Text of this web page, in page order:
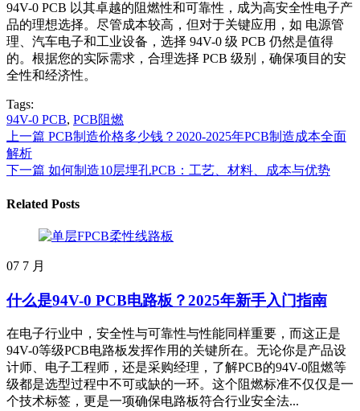
94V-0 PCB 以其卓越的阻燃性和可靠性，成为高安全性电子产
品的理想选择。尽管成本较高，但对于关键应用，如 电源管
理、汽车电子和工业设备，选择 94V-0 级 PCB 仍然是值得
的。根据您的实际需求，合理选择 PCB 级别，确保项目的安
全性和经济性。
Tags:
94V-0 PCB, PCB阻燃
上一篇 PCB制造价格多少钱？2020-2025年PCB制造成本全面
解析
下一篇 如何制造10层埋孔PCB：工艺、材料、成本与优势
Related Posts
07 7 月
什么是94V-0 PCB电路板？2025年新手入门指南
在电子行业中，安全性与可靠性与性能同样重要，而这正是
94V-0等级PCB电路板发挥作用的关键所在。无论你是产品设
计师、电子工程师，还是采购经理，了解PCB的94V-0阻燃等
级都是选型过程中不可或缺的一环。这个阻燃标准不仅仅是一
个技术标签，更是一项确保电路板符合行业安全法...